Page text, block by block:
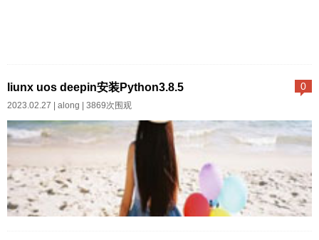
nf修改但是mysqld.cnf文件为read
only文件，修改无法保存，解决方
案如下：在mysqld.cnf所在文件目
录下，通过修改sudo chmod 777
mysqld.cnf完成之后，可以按自己
需求修改mysqld.cnf配置文件，但
注意，修改完成后需要通过sudo
chmod 644 mysqld.cnf将权限修
0
liunx uos deepin安装Python3.8.5
2023.02.27 | along | 3869次围观